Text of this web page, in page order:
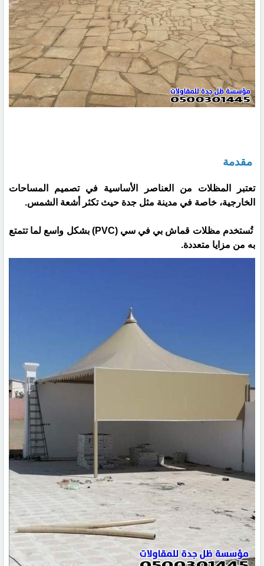
مقدمة
تعتبر المظلات من العناصر الأساسية في تصميم المساحات
الخارجية، خاصة في مدينة مثل جدة حيث تكثر أشعة الشمس.
تُستخدم مظلات قماش بي في سي (PVC) بشكل واسع لما تتمتع
به من مزايا متعددة.